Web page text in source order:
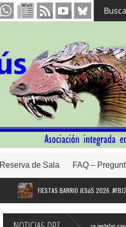
Reserva de Sala FAQ –
FIESTAS BARRIO JESúS 2026. #FBJ26